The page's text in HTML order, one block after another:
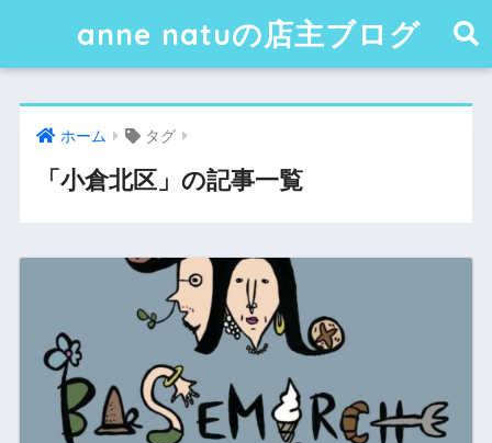
anne natuの店主ブログ
ホーム タグ
「小倉北区」の記事一覧